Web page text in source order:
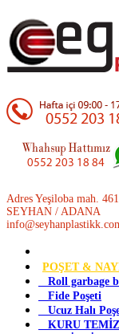
Adres Yeşiloba mah.
SEYHAN / ADANA
POŞET &
Roll garbage
Fide Poşeti
Ucuz Halı
KURU